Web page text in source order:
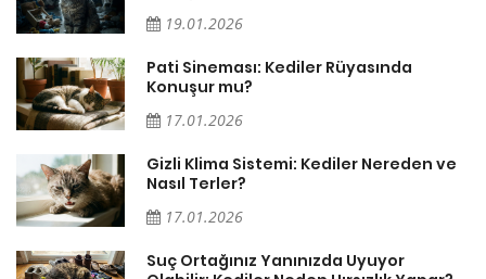
19.01.2026
Pati Sineması: Kediler Rüyasında
Konuşur mu?
17.01.2026
Gizli Klima Sistemi: Kediler Nereden ve
Nasıl Terler?
17.01.2026
Suç Ortağınız Yanınızda Uyuyor